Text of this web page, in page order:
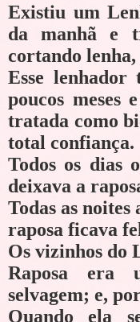
Existiu um
da manhã e
cortando
Esse
poucos meses
tratada como
total confiança.
Todos os dias
deixava a
Todas as
raposa ficava
Os vizinhos do
Raposa era
selvagem; e,
Quando ela